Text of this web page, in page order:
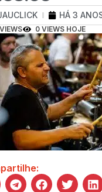
HÁ 3
0 VIEWS HOJE